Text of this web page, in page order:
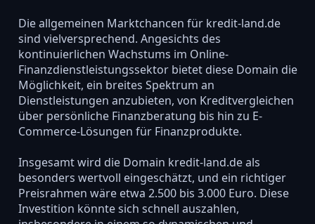
Die allgemeinen Marktchancen für kredit-land.de
sind vielversprechend. Angesichts des
kontinuierlichen Wachstums im Online-
Finanzdienstleistungssektor bietet diese Domain die
Möglichkeit, ein breites Spektrum an
Dienstleistungen anzubieten, von Kreditvergleichen
über persönliche Finanzberatung bis hin zu E-
Commerce-Lösungen für Finanzprodukte.
Insgesamt wird die Domain kredit-land.de als
besonders wertvoll eingeschätzt, und ein richtiger
Preisrahmen wäre etwa 2.500 bis 3.000 Euro. Diese
Investition könnte sich schnell auszahlen,